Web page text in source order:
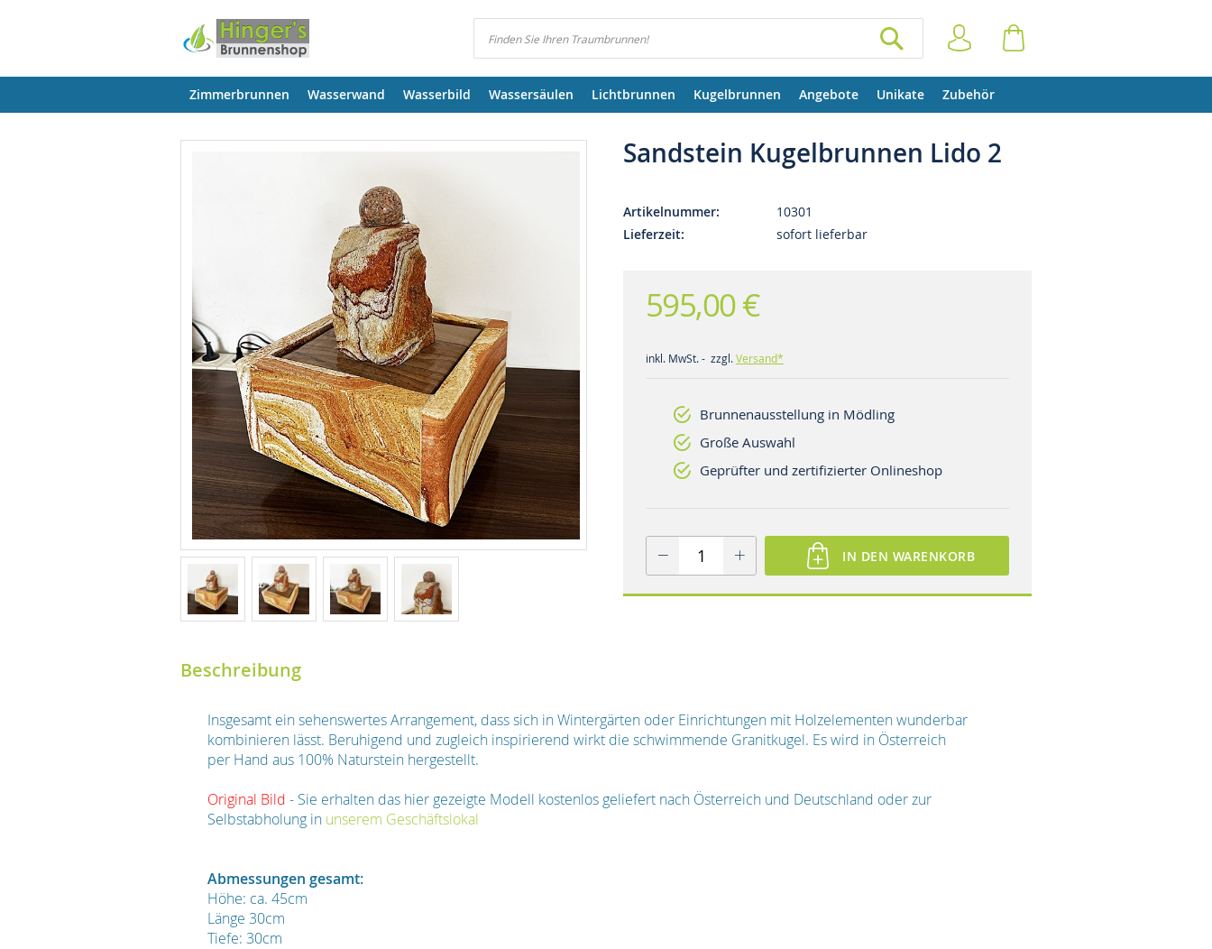
Suchen
Anmelden
Zimmerbrunnen Wasserwand Wasserbild Wassersäulen Lichtbrunnen Kugelbrunnen Angebote Unikate Zubehör
Sandstein Kugelbrunnen Lido 2
Artikelnummer
10301
Lieferzeit
sofort lieferbar
595,00 €
inkl. MwSt. - zzgl.Versand*
Brunnenausstellung in Mödling
Große Auswahl
Geprüfter und zertifizierter Onlineshop
IN DEN WARENKORB
Beschreibung
Insgesamt ein sehenswertes Arrangement, dass sich in Wintergärten oder Einrichtungen mit Holzelementen wunderbar
kombinieren lässt. Beruhigend und zugleich inspirierend wirkt die schwimmende Granitkugel. Es wird in Österreich
per Hand aus 100% Naturstein hergestellt.
Original Bild - Sie erhalten das hier gezeigte Modell kostenlos geliefert nach Österreich und Deutschland oder zur
Selbstabholung in unserem Geschäftslokal
Abmessungen gesamt:
Höhe: ca. 45cm
Länge 30cm
Tiefe: 30cm